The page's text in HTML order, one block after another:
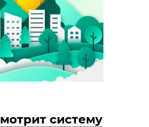
систему